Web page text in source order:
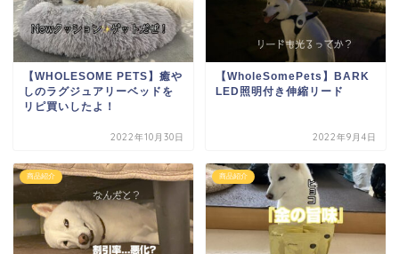
【WHOLESOME PETS】癒や
しのラグジュアリーベッドを
リピ買いしたよ！
2022年10月30日
【WholeSomePets】BARK
LED照明付き伸縮リード
2022年9月4日
商品紹介 商品紹介